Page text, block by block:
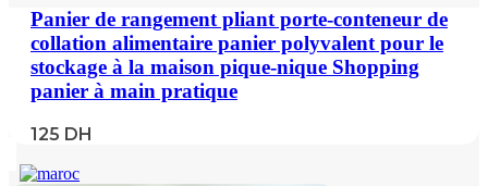
Panier de rangement pliant porte-conteneur de
collation alimentaire panier polyvalent pour le
stockage à la maison pique-nique Shopping
panier à main pratique
125 DH